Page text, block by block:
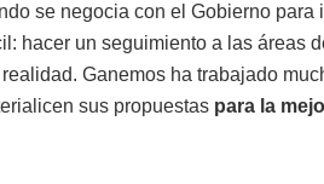
se negocia con el Gobierno para
hacer un seguimiento a las áreas
Ganemos ha trabajado
sus propuestas para la